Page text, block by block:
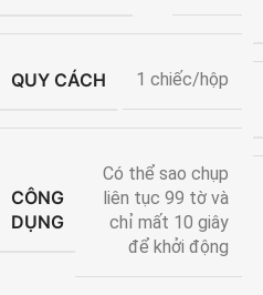
QUY CÁCH 1 chiếc/hộp
CÔNG
DỤNG
Có thể sao chụp
liên tục 99 tờ và
chỉ mất 10 giây
để khởi động